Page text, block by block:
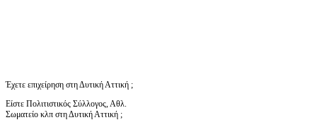
Έχετε επιχείρηση στη Δυτική Αττική ;
Είστε Πολιτιστικός Σύλλογος, Αθλ.
Σωματείο κλπ στη Δυτική Αττική ;